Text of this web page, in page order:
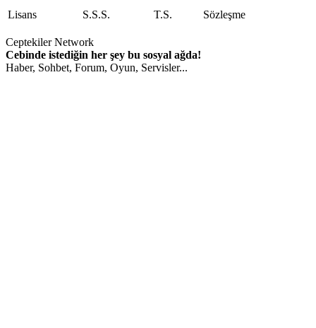
Lisans S.S.S. T.S. Sözleşme
Ceptekiler Network
Cebinde istediğin her şey bu sosyal ağda!
Haber, Sohbet, Forum, Oyun, Servisler...